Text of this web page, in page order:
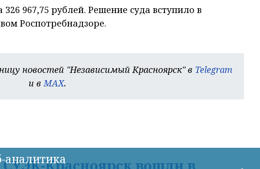
967,75 рублей. Решение суда вступило в
Роспотребнадзоре.
новостей "Независимый Красноярск" в Telegram
и вMAX.
Красноярск вошли в
аналитика